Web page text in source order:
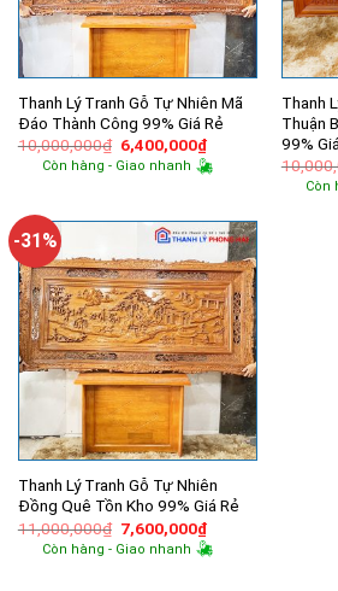
Thanh Lý Tranh Gỗ Tự Nhiên Mã
Đáo Thành Công 99% Giá Rẻ
10,000,000₫ Giá
gốc
là:
6,400,000₫Giá
hiện
tại
Còn hàng - Giao nhanh
Thanh
Thuận
99%
Còn
-31%
Thanh Lý Tranh Gỗ Tự Nhiên
Đồng Quê Tồn Kho 99% Giá Rẻ
11,000,000₫ Giá
gốc
là:
7,600,000₫Giá
hiện
tại
Còn hàng - Giao nhanh